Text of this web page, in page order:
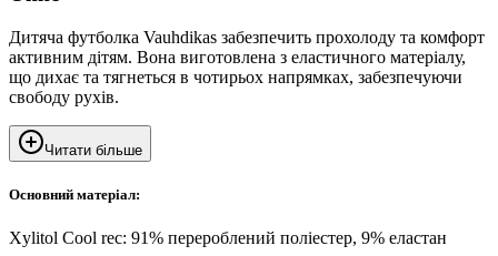
Дитяча футболка Vauhdikas забезпечить прохолоду та комфорт
активним дітям. Вона виготовлена з еластичного матеріалу,
що дихає та тягнеться в чотирьох напрямках, забезпечуючи
свободу рухів.
Читати більше
Основний матеріал:
Xylitol Cool rec: 91% перероблений поліестер, 9% еластан